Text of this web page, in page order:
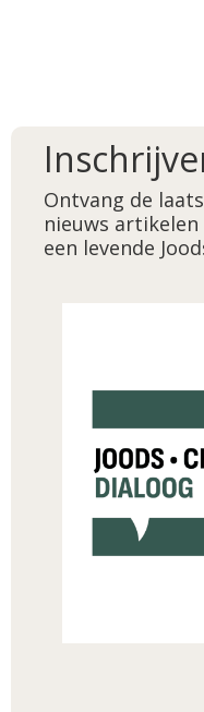
Ontvang de
nieuws artikelen
een levende